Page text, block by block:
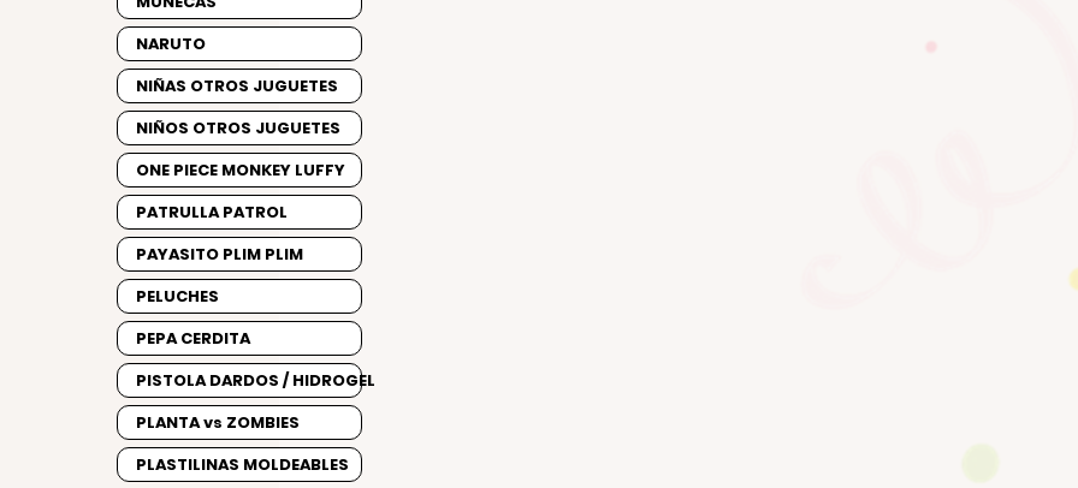
NARUTO
NIÑAS OTROS JUGUETES
NIÑOS OTROS JUGUETES
ONE PIECE MONKEY LUFFY
PATRULLA PATROL
PAYASITO PLIM PLIM
PELUCHES
PEPA CERDITA
PISTOLA DARDOS / HIDROGEL
PLANTA vs ZOMBIES
PLASTILINAS MOLDEABLES